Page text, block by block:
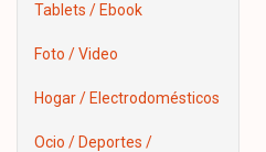
Tablets / Ebook
Foto / Video
Hogar / Electrodomésticos
Ocio / Deportes /